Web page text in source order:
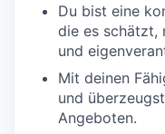
Du bist eine
die es schätzt,
und
Mit deinen
und
Angeboten.